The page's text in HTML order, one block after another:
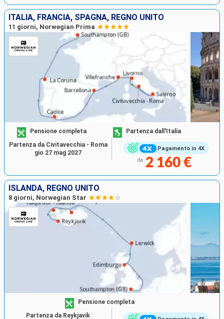
ITALIA, FRANCIA, SPAGNA, REGNO UNITO
11 giorni, Norwegian Prima
Pagamento in 4X
Pensione completa Partenza dall'Italia
da 2 160 €
Partenza da Civitavecchia - Roma
gio 27 mag 2027
ISLANDA, REGNO UNITO
8 giorni, Norwegian Star
Pensione completa
Partenza da Reykjavik